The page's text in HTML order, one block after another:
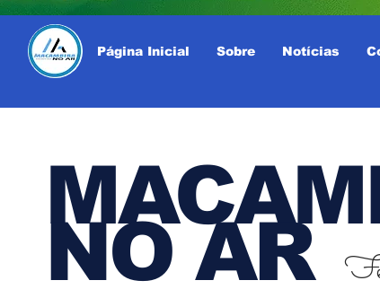
Página Inicial Sobre Notícias
NO AR